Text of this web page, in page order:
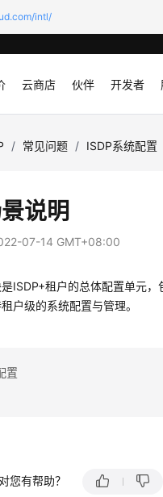
intl/
云商店 伙伴 开发者
/ 常见问题 / ISDP系统配置
说明
07-14 GMT+08:00
ISDP+租户的总体配置单元
户级的系统配置与管理。
置
您有帮助？